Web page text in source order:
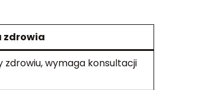
zdrowia
zdrowiu, wymaga konsultacji